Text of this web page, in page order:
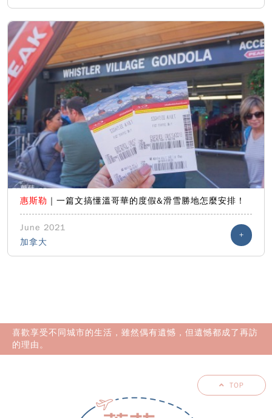
惠斯勒 ｜一篇文搞懂溫哥華的度假&滑雪勝地怎麼安排！
June 2021
加拿大
+
喜歡享受不同城市的生活，雖然偶有遺憾，但遺憾都成了再訪
的理由。
TOP